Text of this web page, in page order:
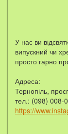
У нас ви
випускний чи
просто гарно
Адреса:
Тернопіль,
тел.: (098) 008-
https://